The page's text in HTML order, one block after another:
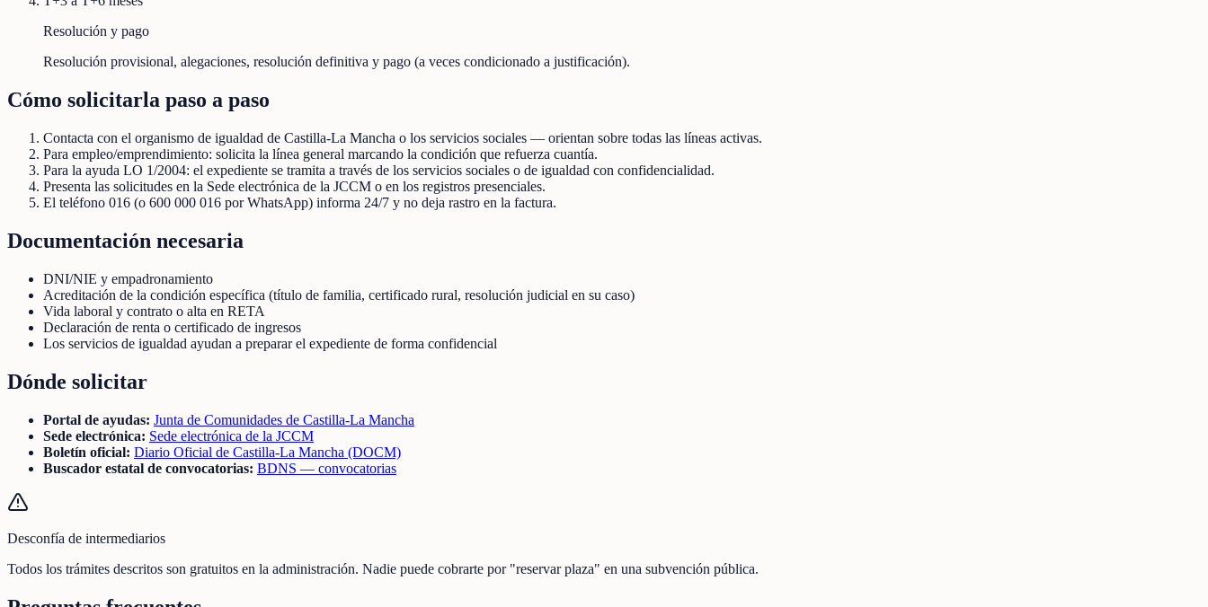
Resolución y pago
Resolución provisional, alegaciones, resolución definitiva y pago (a veces condicionado a justificación).
Cómo solicitarla paso a paso
Contacta con el organismo de igualdad de Castilla-La Mancha o los servicios sociales — orientan sobre todas las líneas activas.
Para empleo/emprendimiento: solicita la línea general marcando la condición que refuerza cuantía.
Para la ayuda LO 1/2004: el expediente se tramita a través de los servicios sociales o de igualdad con confidencialidad.
Presenta las solicitudes en la Sede electrónica de la JCCM o en los registros presenciales.
El teléfono 016 (o 600 000 016 por WhatsApp) informa 24/7 y no deja rastro en la factura.
Documentación necesaria
DNI/NIE y empadronamiento
Acreditación de la condición específica (título de familia, certificado rural, resolución judicial en su caso)
Vida laboral y contrato o alta en RETA
Declaración de renta o certificado de ingresos
Los servicios de igualdad ayudan a preparar el expediente de forma confidencial
Dónde solicitar
Portal de ayudas: Junta de Comunidades de Castilla-La Mancha
Sede electrónica: Sede electrónica de la JCCM
Boletín oficial: Diario Oficial de Castilla-La Mancha (DOCM)
Buscador estatal de convocatorias: BDNS — convocatorias
Desconfía de intermediarios
Todos los trámites descritos son gratuitos en la administración. Nadie puede cobrarte por "reservar plaza" en una subvención pública.